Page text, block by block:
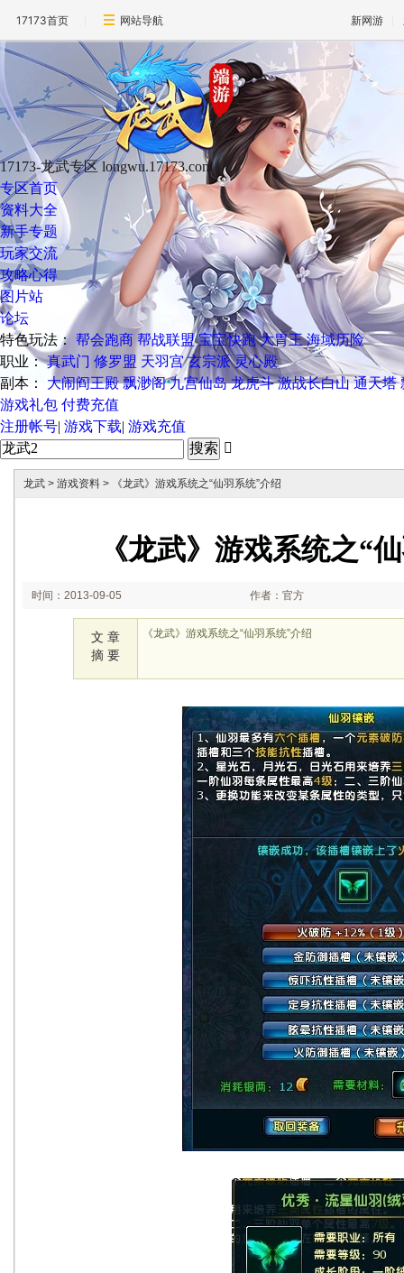
17173首页 网站导航 新网游
17173-龙武专区 longwu.17173.com
专区首页
资料大全
新手专题
玩家交流
攻略心得
图片站
论坛
特色玩法： 帮会跑商 帮战联盟 宝宝快跑 大胃王 海域历险
职业： 真武门 修罗盟 天羽宫 玄宗派 灵心殿
副本：
大闹阎王殿 飘渺阁 九宫仙岛 龙虎斗 激战长白山 通天塔
游戏礼包 付费充值
注册帐号| 游戏下载| 游戏充值

龙武 > 游戏资料 > 《龙武》游戏系统之“仙羽系统”介绍
《龙武》游戏系统之“
时间：2013-09-05
17:42:40
作者：官方
文 章
摘 要
《龙武》游戏系统之“仙羽系统”介绍